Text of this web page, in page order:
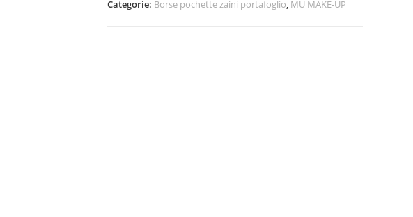
UP
Categorie: Borse pochette zaini portafoglio, MU MAKE-UP